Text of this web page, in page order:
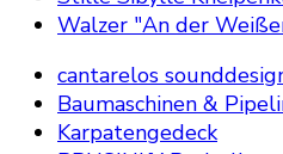
Walzer "An der
cantarelos
Baumaschinen &
Karpatengedeck